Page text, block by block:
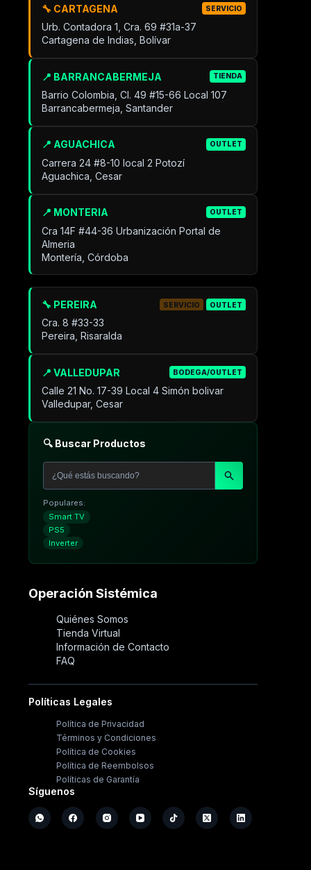
🔧 CARTAGENA SERVICIO
Urb. Contadora 1, Cra. 69 #31a-37
Cartagena de Indias, Bolívar
📍 BARRANCABERMEJA TIENDA
Barrio Colombia, Cl. 49 #15-66 Local 107
Barrancabermeja, Santander
📍 AGUACHICA OUTLET
Carrera 24 #8-10 local 2 Potozí
Aguachica, Cesar
📍 MONTERIA OUTLET
Cra 14F #44-36 Urbanización Portal de
Almeria
Montería, Córdoba
📍 VALLEDUPAR BODEGA/OUTLET
Calle 21 No. 17-39 Local 4 Simón bolivar
Valledupar, Cesar
🔧 PEREIRA SERVICIO OUTLET
Cra. 8 #33-33
Pereira, Risaralda
🔍 Buscar Productos
Populares:
Smart TV
PS5
Inverter
Operación Sistémica
Quiénes Somos
Tienda Virtual
Información de Contacto
FAQ
Políticas Legales
Política de Privacidad
Términos y Condiciones
Política de Cookies
Política de Reembolsos
Políticas de Garantía
Síguenos